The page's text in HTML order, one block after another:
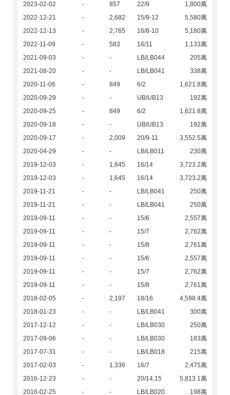
2023-02-02
- 857 22/9
1,800萬
2022-12-21
- 2,682 15/9-12
5,580萬
2022-12-13
- 2,765 16/8-10
5,180萬
2022-11-09
- 583 16/11
1,133萬
2021-09-03
- - LB/LB044
205萬
2021-08-20
- - LB/LB041
338萬
2020-11-06
- 849 6/2
1,621.8萬
2020-09-29
- - UB/UB13
192萬
2020-09-25
- 849 6/2
1,621.8萬
2020-09-18
- - UB/UB13
192萬
2020-09-17
- 2,009 20/9-11
3,552.5萬
2020-04-29
- - LB/LB011
230萬
2019-12-03
- 1,645 16/14
3,723.2萬
2019-12-03
- 1,645 16/14
3,723.2萬
2019-11-21
- - LB/LB041
250萬
2019-11-21
- - LB/LB041
250萬
2019-09-11
- - 15/6
2,557萬
2019-09-11
- - 15/7
2,762萬
2019-09-11
- - 15/8
2,761萬
2019-09-11
- - 15/6
2,557萬
2019-09-11
- - 15/7
2,762萬
2019-09-11
- - 15/8
2,761萬
2018-02-05
- 2,197 18/16
4,598.4萬
2018-01-23
- - LB/LB041
300萬
2017-12-12
- - LB/LB030
250萬
2017-09-06
- - LB/LB030
183萬
2017-07-31
- - LB/LB018
215萬
2017-02-03
- 1,336 16/7
2,475萬
2016-12-23
- - 20/14,15
5,813.1萬
2016-02-25
- - LB/LB020 198萬